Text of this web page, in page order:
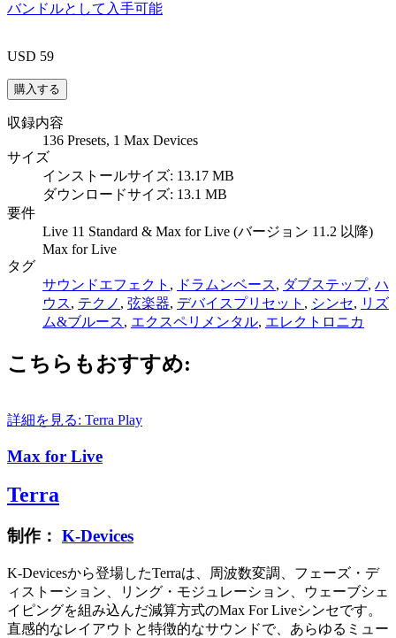
バンドルとして入手可能
USD 59
収録内容
136 Presets, 1 Max Devices
サイズ
インストールサイズ: 13.17 MB
ダウンロードサイズ: 13.1 MB
要件
Live 11 Standard & Max for Live (バージョン 11.2 以降)
Max for Live
タグ
サウンドエフェクト , ドラムンベース, ダブステップ, ハ
ウス, テクノ , 弦楽器, デバイスプリセット , シンセ, リズ
ム&ブルース, エクスペリメンタル, エレクトロニカ
こちらもおすすめ:
詳細を見る: Terra Play
Max for Live
Terra
制作： K-Devices
K-Devicesから登場したTerraは、周波数変調、フェーズ・デ
ィストーション、リング・モジュレーション、ウェーブシェ
イピングを組み込んだ減算方式のMax For Liveシンセです。
直感的なレイアウトと特徴的なサウンドで、あらゆるミュー